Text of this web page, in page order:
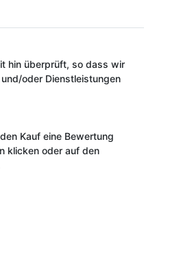
hin überprüft, so dass wir
oder Dienstleistungen
Kauf eine Bewertung
klicken oder auf den